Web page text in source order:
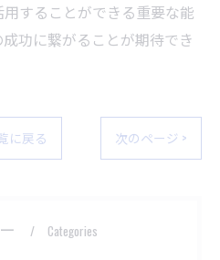
することができる重要な能
功に繋がることが期待でき
に戻る 次のページ >
Categories